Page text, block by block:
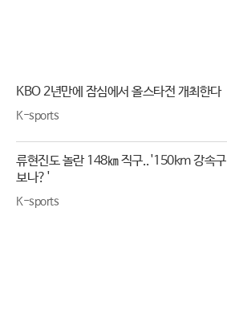
KBO 2년만에 잠심에서 올스타전 개최한다
K-sports
류현진도 놀란 148㎞ 직구..'150km 강속구
보나?'
K-sports